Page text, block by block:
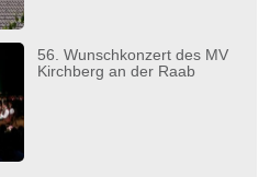
56. Wunschkonzert des MV
Kirchberg an der Raab